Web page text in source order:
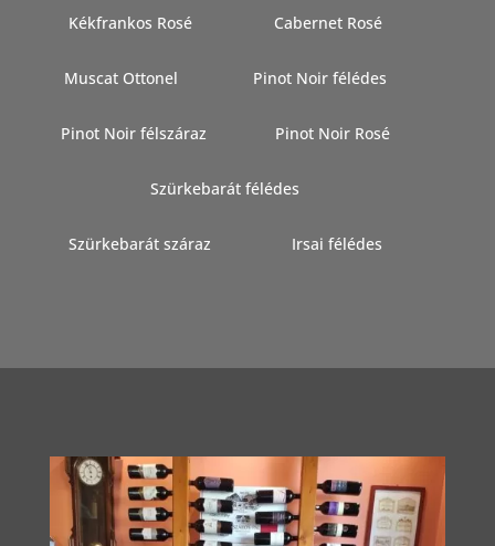
Kékfrankos Rosé Cabernet Rosé
Muscat Ottonel Pinot Noir félédes
Pinot Noir félszáraz Pinot Noir Rosé
Szürkebarát félédes
Szürkebarát száraz Irsai félédes